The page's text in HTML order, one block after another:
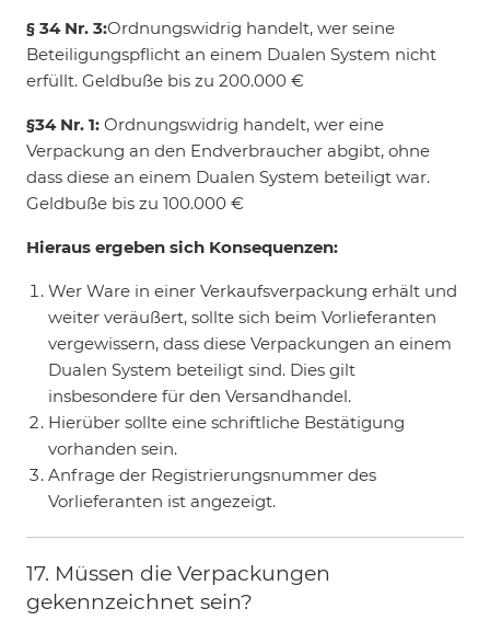
§ 34 Nr. 3:Ordnungswidrig handelt, wer seine
Beteiligungspflicht an einem Dualen System nicht
erfüllt. Geldbuße bis zu 200.000 €
§34 Nr. 1: Ordnungswidrig handelt, wer eine
Verpackung an den Endverbraucher abgibt, ohne
dass diese an einem Dualen System beteiligt war.
Geldbuße bis zu 100.000 €
Hieraus ergeben sich Konsequenzen:
Wer Ware in einer Verkaufsverpackung erhält und
weiter veräußert, sollte sich beim Vorlieferanten
vergewissern, dass diese Verpackungen an einem
Dualen System beteiligt sind. Dies gilt
insbesondere für den Versandhandel.
Hierüber sollte eine schriftliche Bestätigung
vorhanden sein.
Anfrage der Registrierungsnummer des
Vorlieferanten ist angezeigt.
17. Müssen die Verpackungen
gekennzeichnet sein?